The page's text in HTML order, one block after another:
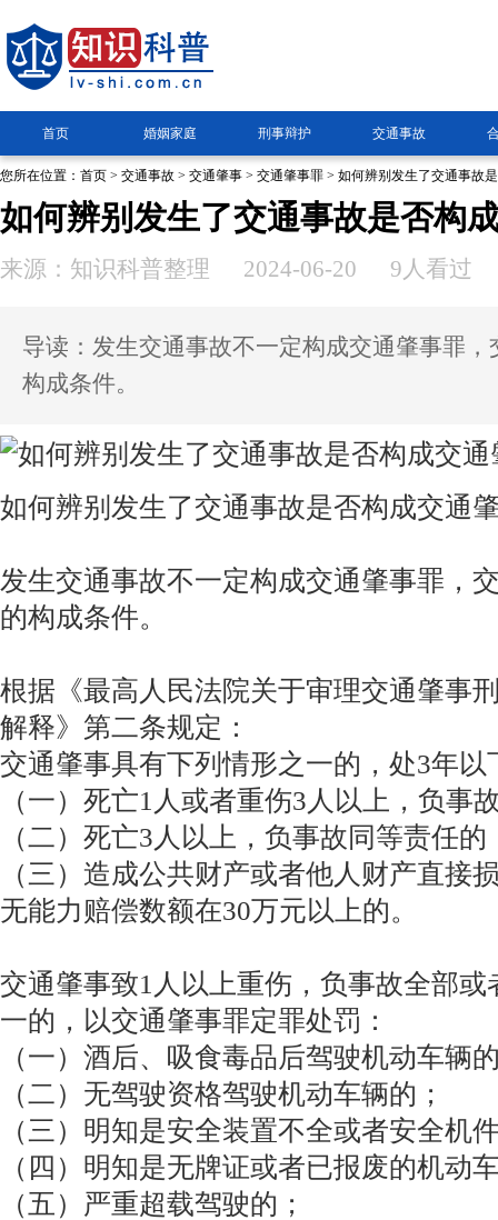
首页 婚姻家庭 刑事辩护 交通事故
您所在位置： 首页 > 交通事故 > 交通肇事 > 交通肇事罪 > 如何辨别发生了交通事故
如何辨别发生了交通事故是否构
来源：知识科普整理 2024-06-20 9人看过
导读：发生交通事故不一定构成交通肇事罪
构成条件。
如何辨别发生了交通事故是否构成交通
发生交通事故不一定构成交通肇事罪，
的构成条件。
根据《最高人民法院关于审理交通肇事
解释》第二条规定：
交通肇事具有下列情形之一的，处3年
（一）死亡1人或者重伤3人以上，负事
（二）死亡3人以上，负事故同等责任的
（三）造成公共财产或者他人财产直接
无能力赔偿数额在30万元以上的。
交通肇事致1人以上重伤，负事故全部
一的，以交通肇事罪定罪处罚：
（一）酒后、吸食毒品后驾驶机动车辆
（二）无驾驶资格驾驶机动车辆的；
（三）明知是安全装置不全或者安全机
（四）明知是无牌证或者已报废的机动
（五）严重超载驾驶的；